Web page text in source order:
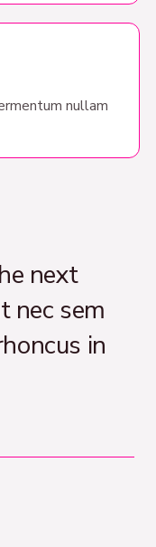
nullam
next
nec sem
in